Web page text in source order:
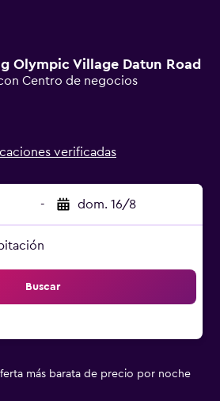
Olympic Village Datun Road
Centro de negocios
verificadas
- dom. 16/8
Buscar
más barata de precio por noche